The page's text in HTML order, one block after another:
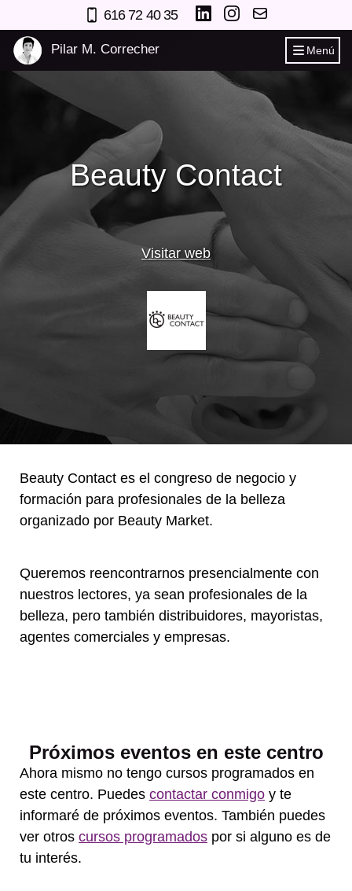
616 72 40 35
Pilar M. Correcher Menú
Beauty Contact
Visitar web
Beauty Contact es el congreso de negocio y
formación para profesionales de la belleza
organizado por Beauty Market.
Queremos reencontrarnos presencialmente con
nuestros lectores, ya sean profesionales de la
belleza, pero también distribuidores, mayoristas,
agentes comerciales y empresas.
Próximos eventos en este centro
Ahora mismo no tengo cursos programados en
este centro. Puedes contactar conmigo y te
informaré de próximos eventos. También puedes
ver otros cursos programados por si alguno es de
tu interés.